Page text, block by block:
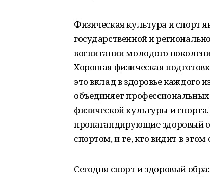
Физическая культура и спорт
государственной и
воспитании молодого
Хорошая физическая
это вклад в здоровье каждого
объединяет
физической культуры и
пропагандирующие здоровый
спортом, и те, кто видит в
Сегодня спорт и здоровый